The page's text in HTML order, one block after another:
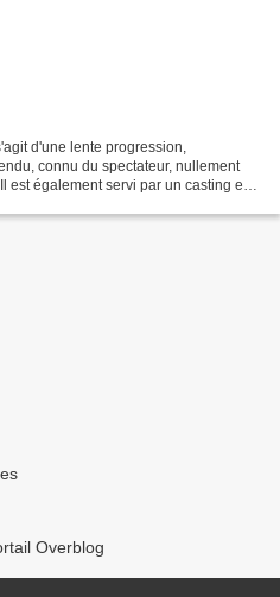
d'une lente progression,
connu du spectateur, nullement
également servi par un casting en
Overblog